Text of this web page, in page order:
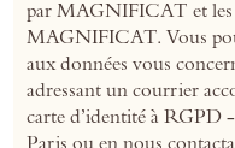
par MAGNIFICAT et les
MAGNIFICAT. Vous
aux données vous
adressant un courrier
carte d’identité à RGPD -